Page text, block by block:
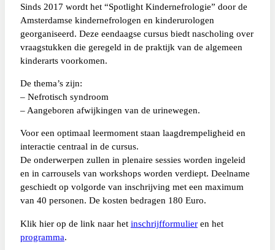
Sinds 2017 wordt het “Spotlight Kinder­nefrologie” door de
Amsterdamse kinder­nefrologen en kinderurologen
georganiseerd. Deze eendaagse cursus biedt nascholing over
vraagstukken die geregeld in de praktijk van de algemeen
kinderarts voorkomen.
De thema’s zijn:
– Nefrotisch syndroom
– Aangeboren afwijkingen van de urinewegen.
Voor een optimaal leermoment staan laagdrempeligheid en
interactie centraal in de cursus.
De onderwerpen zullen in plenaire sessies worden ingeleid
en in carrousels van workshops worden verdiept. Deelname
geschiedt op volgorde van inschrijving met een maximum
van 40 personen. De kosten bedragen 180 Euro.
Klik hier op de link naar het inschrijfformulieren het
programma.